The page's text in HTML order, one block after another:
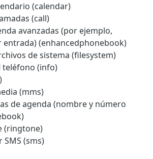
(calendar)
(call)
avanzadas (por ejemplo,
(enhancedphonebook)
de sistema (filesystem)
(info)
(mms)
de agenda (nombre y número
(ringtone)
SMS (sms)